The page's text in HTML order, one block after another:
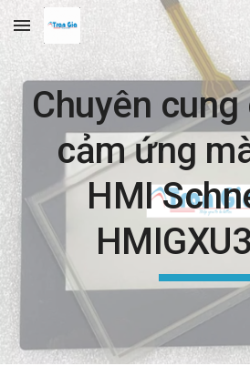
Skip to main content
Chuyên
cảm ứng
HMI